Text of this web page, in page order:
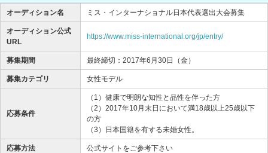
オーディション名 ミス・インターナショナル日本代表選出大会募集
オーディション公式
URL
https://www.miss-international.org/jp/entry/
募集期間 最終締切：2017年6月30日（金）
募集カテゴリ 女性モデル
応募条件
（1）健康で明朗な知性と品性を伴った方
（2）2017年10月末日において満18歳以上25歳以下
の方
（3）日本国籍を有する未婚女性。
応募方法 公式サイトをご参考下さい